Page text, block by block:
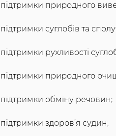
підтримки природного
підтримки суглобів та
підтримки рухливості
підтримки природного
підтримки обміну речовин;
підтримки здоров’я судин;